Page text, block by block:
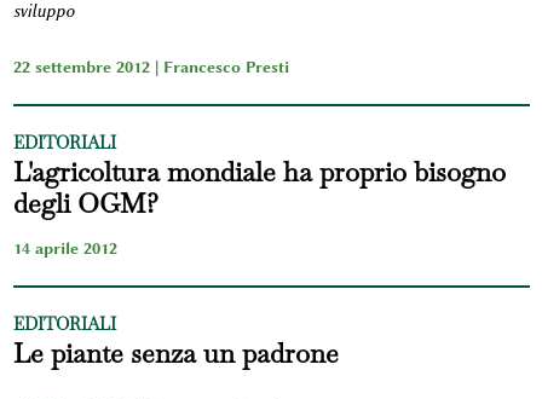
sviluppo
22 settembre 2012 | Francesco Presti
EDITORIALI
L'agricoltura mondiale ha proprio bisogno
degli OGM?
14 aprile 2012
EDITORIALI
Le piante senza un padrone